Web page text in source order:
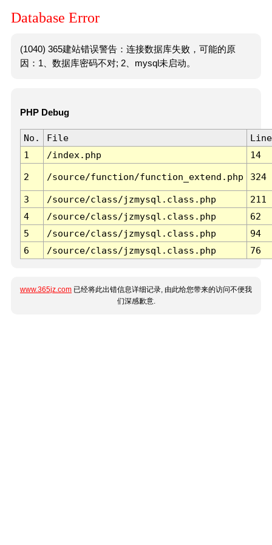
Database Error
(1040) 365建站错误警告：连接数据库失败，可能的原
因：1、数据库密码不对; 2、mysql未启动。
PHP Debug
No. File
Line
1
/index.php 14
2 /source/function/function_extend.php 324
3 /source/class/jzmysql.class.php
211
4
/source/class/jzmysql.class.php
62
5
/source/class/jzmysql.class.php
94
6
/source/class/jzmysql.class.php 76
www.365jz.com 已经将此出错信息详细记录, 由此给您带来的访问不便我
们深感歉意.